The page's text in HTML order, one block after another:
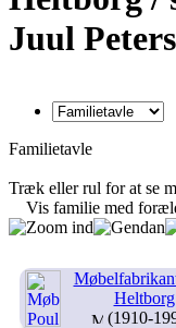
Juul
Familietavle
Træk eller rul for at se
Vis familie med
Heltborg
(1910-